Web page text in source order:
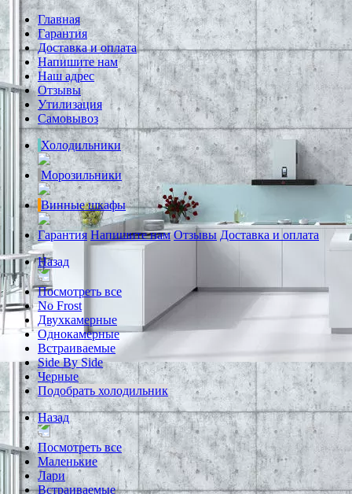
Главная
Гарантия
Доставка и оплата
Напишите нам
Наш адрес
Отзывы
Утилизация
Самовывоз
Холодильники
Морозильники
Винные шкафы
Гарантия Напишите нам Отзывы Доставка и оплата
Назад
Посмотреть все
No Frost
Двухкамерные
Однокамерные
Встраиваемые
Side By Side
Черные
Подобрать холодильник
Назад
Посмотреть все
Маленькие
Лари
Встраиваемые